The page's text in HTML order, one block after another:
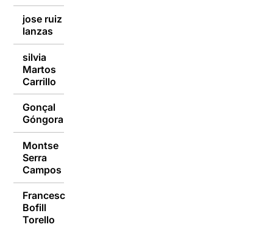
jose ruiz
lanzas
silvia
Martos
Carrillo
Gonçal
Góngora
Montse
Serra
Campos
Francesc
Bofill
Torello